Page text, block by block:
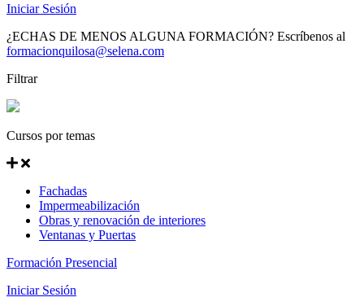
Iniciar Sesión
¿ECHAS DE MENOS ALGUNA FORMACIÓN? Escríbenos al
formacionquilosa@selena.com
Filtrar
Cursos por temas
Fachadas
Impermeabilización
Obras y renovación de interiores
Ventanas y Puertas
Formación Presencial
Iniciar Sesión